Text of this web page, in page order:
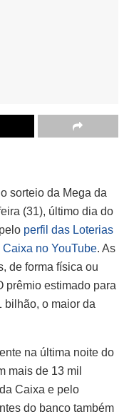
sorteio da Mega da
(31), último dia do
perfil das Loterias
no YouTube. As
de forma física ou
prêmio estimado para
bilhão, o maior da
na última noite do
mais de 13 mil
Caixa e pelo
do banco também